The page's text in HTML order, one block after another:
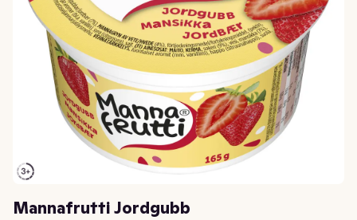
Mannafrutti Jordgubb